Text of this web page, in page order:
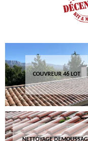
COUVREUR 46 LOT
NETTOYAGE